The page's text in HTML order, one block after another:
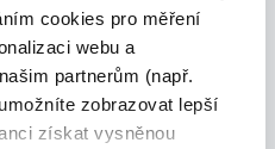
cookies pro měření
webu a
partnerům (např.
zobrazovat lepší
získat vysněnou
Brigády
v zahraničí
Práce na HPP
Hradec Králové